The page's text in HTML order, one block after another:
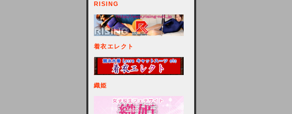
RISING
着衣エレクト
織姫